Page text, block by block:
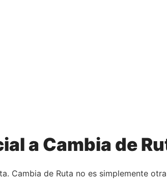
a Cambia de
Cambia de Ruta no es simplemente